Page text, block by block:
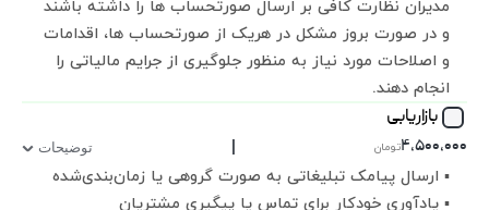
مدیران نظارت کافی بر ارسال صورتحساب ها را داشته باشند
و در صورت بروز مشکل در هریک از صورتحساب ها، اقدامات
و اصلاحات مورد نیاز به منظور جلوگیری از جرایم مالیاتی را
انجام دهند.
بازاریابی
۴,۵۰۰,۰۰۰تومان | توضیحات
▪ ارسال پیامک تبلیغاتی به صورت گروهی یا زمان‌بندی‌شده
▪ یادآوری خودکار برای تماس یا پیگیری مشتریان